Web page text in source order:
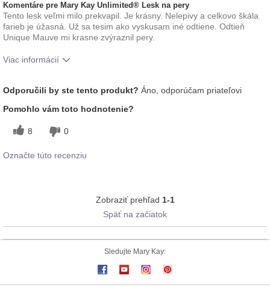
Komentáre pre Mary Kay Unlimited® Lesk na pery
Tento lesk veľmi milo prekvapil. Je krásny. Nelepivy a celkovo škála
farieb je úžasná. Už sa tesim ako vyskusam iné odtiene. Odtieň
Unique Mauve mi krasne zvýraznil pery.
Viac informácií
značkami dekoratívnej kozmetiky, ktoré ste
vyskúšali?
Odporučili by ste tento produkt? Áno, odporúčam priateľovi
Pomohlo vám toto hodnotenie?
8 0
Označte túto recenziu
Zobraziť prehľad 1-1
Späť na začiatok
Sledujte Mary Kay: